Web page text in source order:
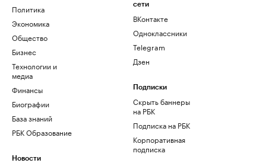
Политика
Экономика
Общество
Бизнес
Технологии и
медиа
Финансы
Биографии
База знаний
РБК Образование
Новости
сети
ВКонтакте
Одноклассники
Telegram
Дзен
Подписки
Скрыть баннеры
на РБК
Подписка на РБК
Корпоративная
подписка